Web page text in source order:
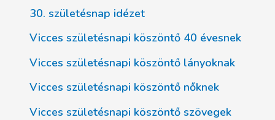
30. születésnap idézet
Vicces születésnapi köszöntő 40 évesnek
Vicces születésnapi köszöntő lányoknak
Vicces születésnapi köszöntő nőknek
Vicces születésnapi köszöntő szövegek